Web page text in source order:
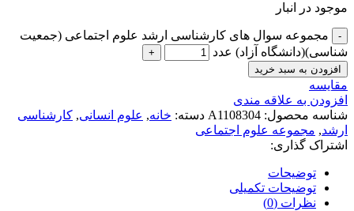
موجود در انبار
مجموعه سوال های کارشناسی ارشد علوم اجتماعی (جمعیت
شناسی)(دانشگاه آزاد) عدد
افزودن به سبد خرید
مقايسه
افزودن به علاقه مندی
شناسه محصول: A1108304 دسته: خانه, علوم انسانی, کارشناسی
ارشد, مجموعه علوم اجتماعی
اشتراک گذاری:
توضیحات
توضیحات تکمیلی
نظرات (0)